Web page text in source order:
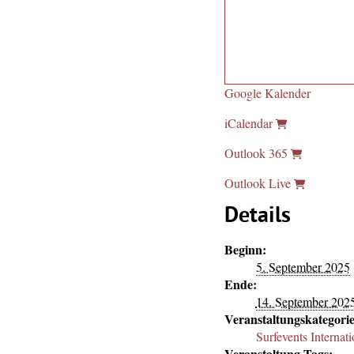
Google Kalender
iCalendar
Outlook 365
Outlook Live
Details
Beginn:
5. September 2025
Ende:
14. September
Surfevents